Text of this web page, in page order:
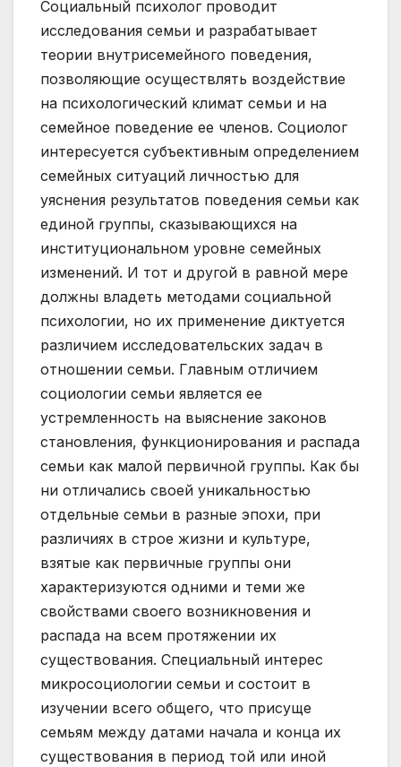
Социальный психолог проводит
исследования семьи и разрабатывает
теории внутрисемейного поведения,
позволяющие осуществлять воздействие
на психологический климат семьи и на
семейное поведение ее членов. Социолог
интересуется субъективным определением
семейных ситуаций личностью для
уяснения результатов поведения семьи как
единой группы, сказывающихся на
институциональном уровне семейных
изменений. И тот и другой в равной мере
должны владеть методами социальной
психологии, но их применение диктуется
различием исследовательских задач в
отношении семьи. Главным отличием
социологии семьи является ее
устремленность на выяснение законов
становления, функционирования и распада
семьи как малой первичной группы. Как бы
ни отличались своей уникальностью
отдельные семьи в разные эпохи, при
различиях в строе жизни и культуре,
взятые как первичные группы они
характеризуются одними и теми же
свойствами своего возникновения и
распада на всем протяжении их
существования. Специальный интерес
микросоциологии семьи и состоит в
изучении всего общего, что присуще
семьям между датами начала и конца их
существования в период той или иной